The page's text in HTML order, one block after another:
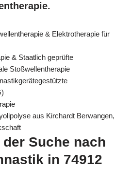
& Elektrotherapie für
& Staatlich geprüfte
Stoßwellentherapie
aus Kirchardt Berwangen,
Suche nach
in 74912